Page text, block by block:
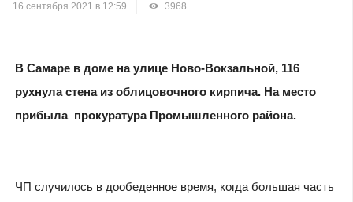
16 сентября 2021 в 12:59 3968
В Самаре в доме на улице Ново-Вокзальной, 116
рухнула стена из облицовочного кирпича. На место
прибыла прокуратура Промышленного района.
ЧП случилось в дообеденное время, когда большая часть